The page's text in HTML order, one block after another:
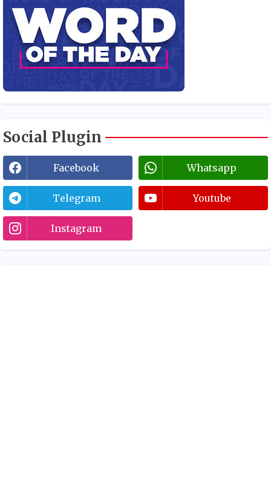
Social Plugin
Facebook Whatsapp
Telegram Youtube
Instagram